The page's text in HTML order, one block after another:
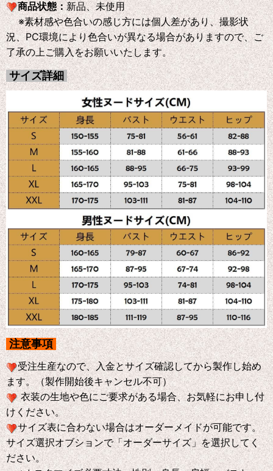
商品状態：新品、未使用
※素材感や色合いの感じ方には個人差があり、撮影状
況、PC環境により色合いが異なる場合がありますので、ご
了承の上ご購入をお願いいたします。
サイズ詳細
注意事項
受注生産なので、入金とサイズ確認してから製作し始め
ます。（製作開始後キャンセル不可）
衣装の生地や色にご要求がある場合、お気軽にお申し付
けください。
サイズ表に合わない場合はオーダーメイドが可能です。
サイズ選択オブションで「オーダーサイズ」を選択してく
ださい。